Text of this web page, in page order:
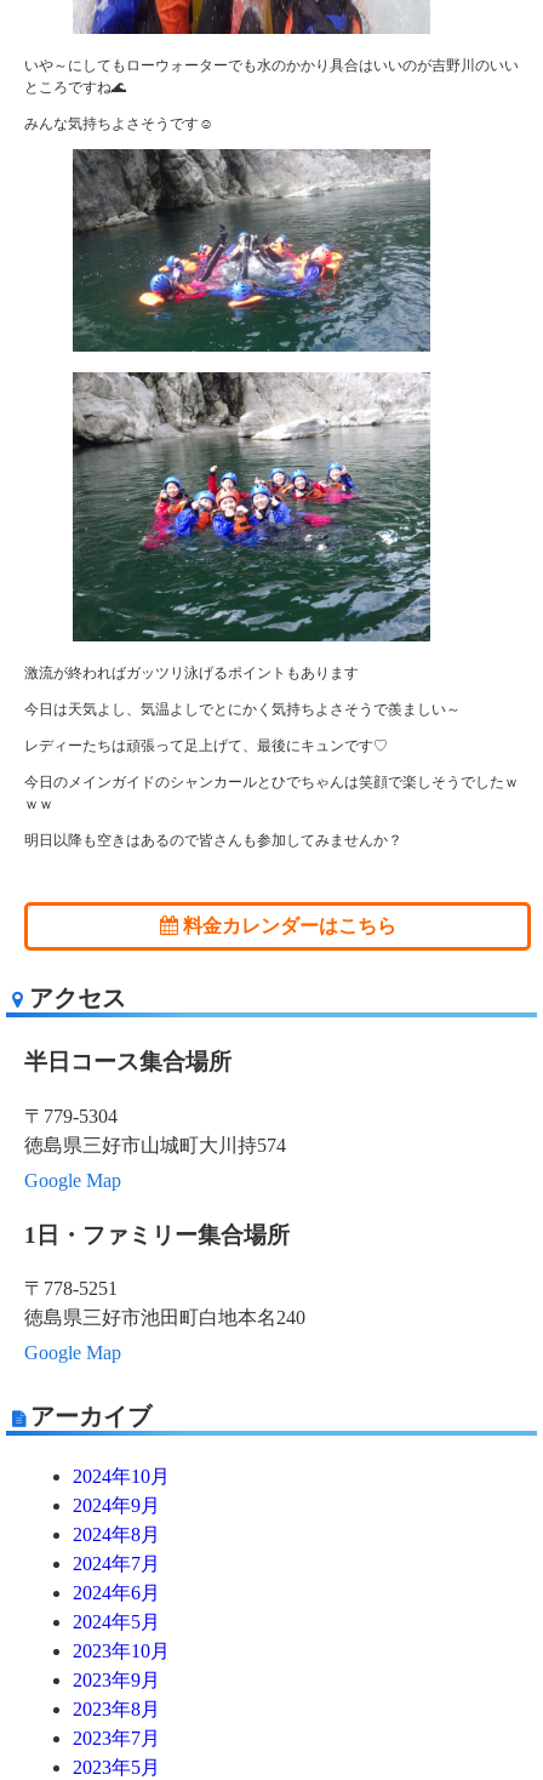
いや～にしてもローウォーターでも水のかかり具合はいいのが吉野川のいい
ところですね🌊
みんな気持ちよさそうです☺
激流が終わればガッツリ泳げるポイントもあります
今日は天気よし、気温よしでとにかく気持ちよさそうで羨ましい～
レディーたちは頑張って足上げて、最後にキュンです♡
今日のメインガイドのシャンカールとひでちゃんは笑顔で楽しそうでしたｗ
ｗｗ
明日以降も空きはあるので皆さんも参加してみませんか？
料金カレンダーはこちら
アクセス
半日コース集合場所
〒779-5304
徳島県三好市山城町大川持574
Google Map
1日・ファミリー集合場所
〒778-5251
徳島県三好市池田町白地本名240
Google Map
アーカイブ
2024年10月
2024年9月
2024年8月
2024年7月
2024年6月
2024年5月
2023年10月
2023年9月
2023年8月
2023年7月
2023年5月